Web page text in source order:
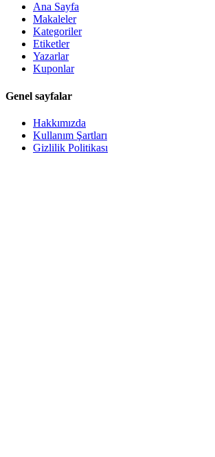
Ana Sayfa
Makaleler
Kategoriler
Etiketler
Yazarlar
Kuponlar
Genel sayfalar
Hakkımızda
Kullanım Şartları
Gizlilik Politikası